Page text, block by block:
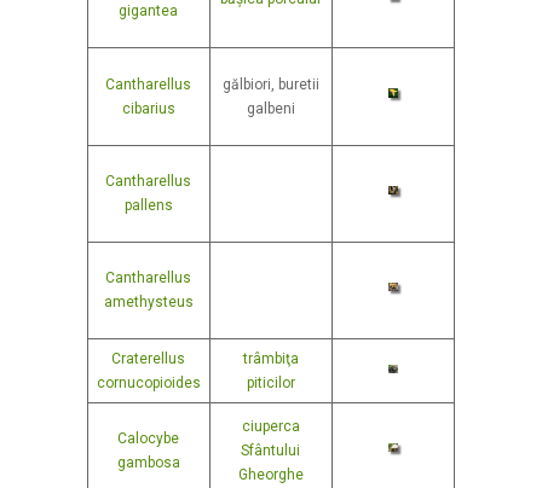
gigantea
Cantharellus
cibarius
gălbiori, buretii
galbeni
Cantharellus
pallens
Cantharellus
amethysteus
Craterellus
cornucopioides
trâmbiţa
piticilor
Calocybe
gambosa
ciuperca
Sfântului
Gheorghe